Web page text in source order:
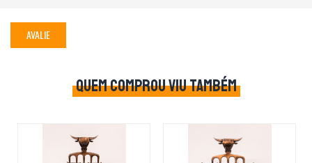
AVALIE
QUEM COMPROU VIU TAMBÉM